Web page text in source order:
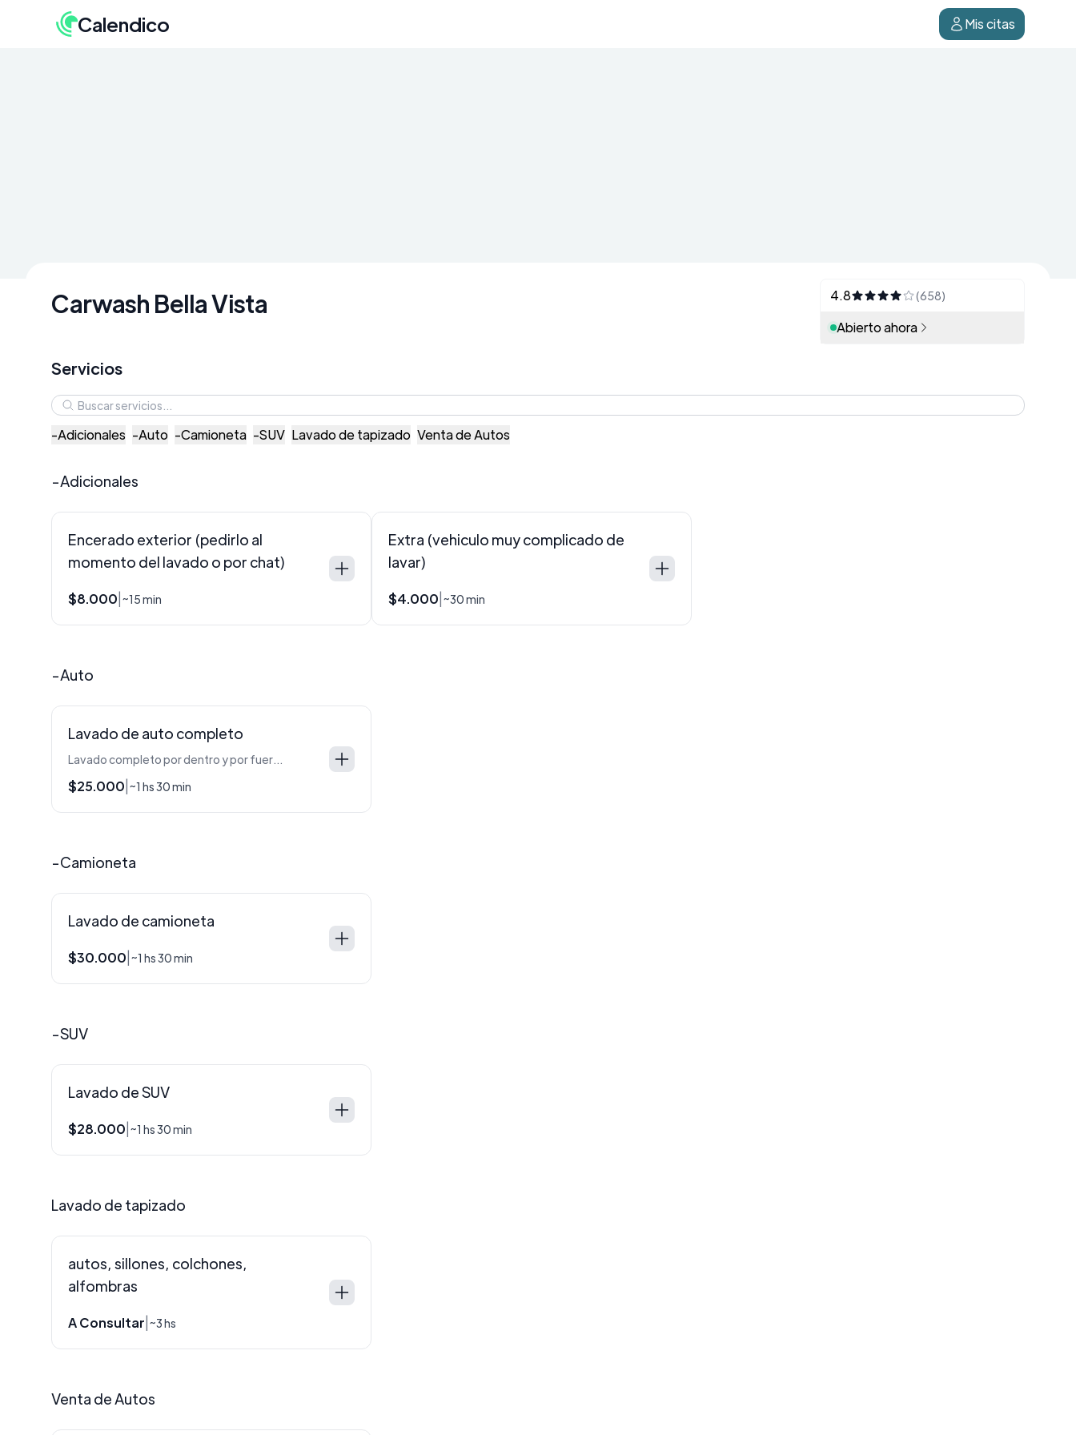
Calendico Mis citas
Carwash Bella Vista 4.8 (658)
Abierto ahora
Servicios
-Adicionales -Auto -Camioneta -SUV Lavado de tapizado Venta de Autos
-Adicionales
Encerado exterior (pedirlo al
momento del lavado o por chat)
$8.000 ~15 min
Extra (vehiculo muy complicado de
lavar)
$4.000 ~30 min
-Auto
Lavado de auto completo
$25.000 ~1 hs 30 min
-Camioneta
Lavado de camioneta
$30.000 ~1 hs 30 min
-SUV
Lavado de SUV
$28.000 ~1 hs 30 min
Lavado de tapizado
autos, sillones, colchones,
alfombras
A Consultar ~3 hs
Venta de Autos